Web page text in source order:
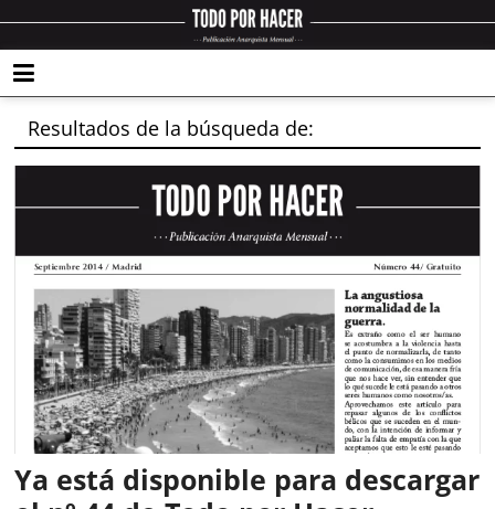
Resultados de la búsqueda de:
Ya está disponible para descargar